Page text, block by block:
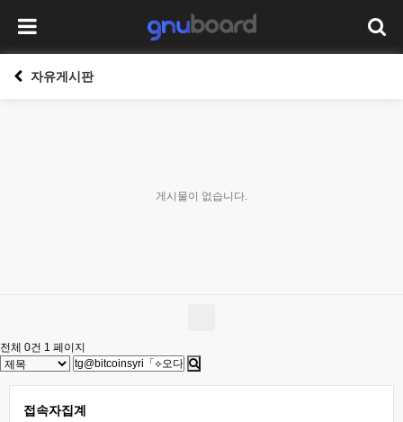
자유게시판
게시물이 없습니다.
전체 0건 1 페이지
접속자집계